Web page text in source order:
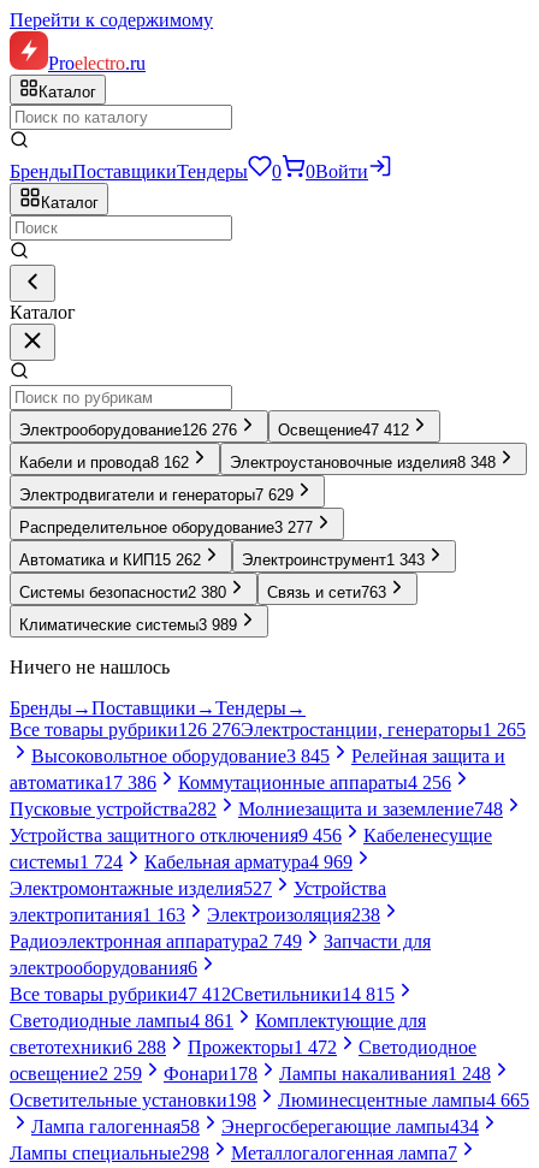
Перейти к содержимому
Proelectro.ru
Каталог
БрендыПоставщикиТендеры 0 0Войти
Каталог
Каталог
Электрооборудование126 276 Освещение47 412
Кабели и провода8 162 Электроустановочные изделия8 348
Электродвигатели и генераторы7 629
Распределительное оборудование3 277
Автоматика и КИП 15 262 Электроинструмент1 343
Системы безопасности2 380 Связь и сети763
Климатические системы3 989
Ничего не нашлось
Бренды→Поставщики →Тендеры→
Все товары рубрики126 276Электростанции, генераторы1 265
Высоковольтное оборудование3 845
Релейная защита и
автоматика17 386 Коммутационные аппараты4 256
Пусковые устройства282 Молниезащита и заземление748
Устройства защитного отключения9 456
Кабеленесущие
системы1 724 Кабельная арматура4 969
Электромонтажные изделия527
Устройства
электропитания1 163 Электроизоляция238
Радиоэлектронная аппаратура2 749
Запчасти для
электрооборудования6
Все товары рубрики47 412Светильники14 815
Светодиодные лампы4 861
Комплектующие для
светотехники6 288 Прожекторы1 472
Светодиодное
освещение2 259 Фонари178 Лампы накаливания1 248
Осветительные установки198 Люминесцентные лампы4 665
Лампа галогенная58 Энергосберегающие лампы434
Лампы специальные298 Металлогалогенная лампа7